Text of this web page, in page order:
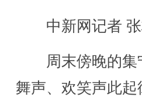
中新网记者 张
周末傍晚的集
舞声、欢笑声此